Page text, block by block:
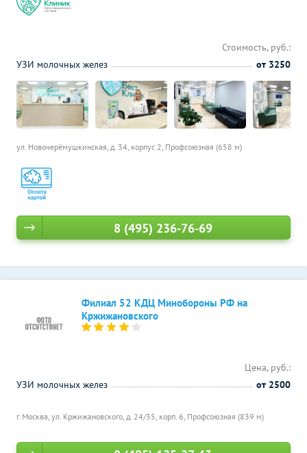
ул. Новочерёмушкинская, д. 34, корпус 2, Профсоюзная (658 м)
Стоимость, руб.:
УЗИ молочных желез
от 3250
8 (495) 236-76-69
Филиал 52 КДЦ Минобороны РФ на
Кржижановского
г. Москва, ул. Кржижановского, д. 24/35, корп. 6, Профсоюзная (839 м)
Цена, руб.:
УЗИ молочных желез
от 2500